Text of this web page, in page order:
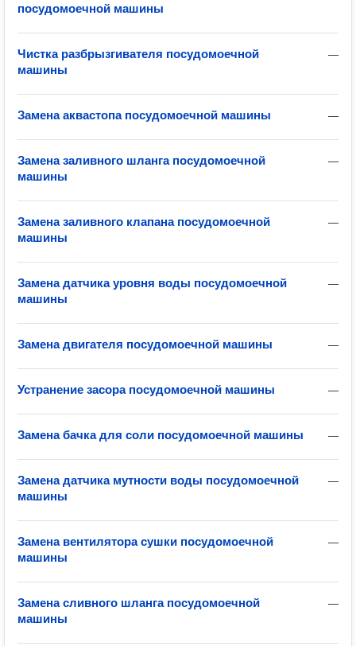
посудомоечной машины
—
Чистка разбрызгивателя посудомоечной
машины
—
Замена аквастопа посудомоечной машины
—
Замена заливного шланга посудомоечной
машины
—
Замена заливного клапана посудомоечной
машины
—
Замена датчика уровня воды посудомоечной
машины
—
Замена двигателя посудомоечной машины
—
Устранение засора посудомоечной машины
—
Замена бачка для соли посудомоечной машины
—
Замена датчика мутности воды посудомоечной
машины
—
Замена вентилятора сушки посудомоечной
машины
—
Замена сливного шланга посудомоечной
машины